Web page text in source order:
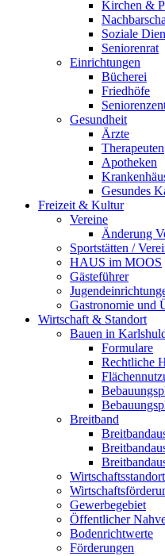
Kirchen &
Soziale
Seniorenrat
Einrichtungen
Bücherei
Friedhöfe
Gesundheit
Ärzte
Therapeuten
Apotheken
Gesundes
Freizeit & Kultur
Vereine
Änderung
Sportstätten /
HAUS im MOOS
Gästeführer
Gastronomie und
Wirtschaft & Standort
Bauen in
Formulare
Rechtliche
Breitband
Wirtschaftsstandort
Gewerbegebiet
Öffentlicher
Bodenrichtwerte
Förderungen